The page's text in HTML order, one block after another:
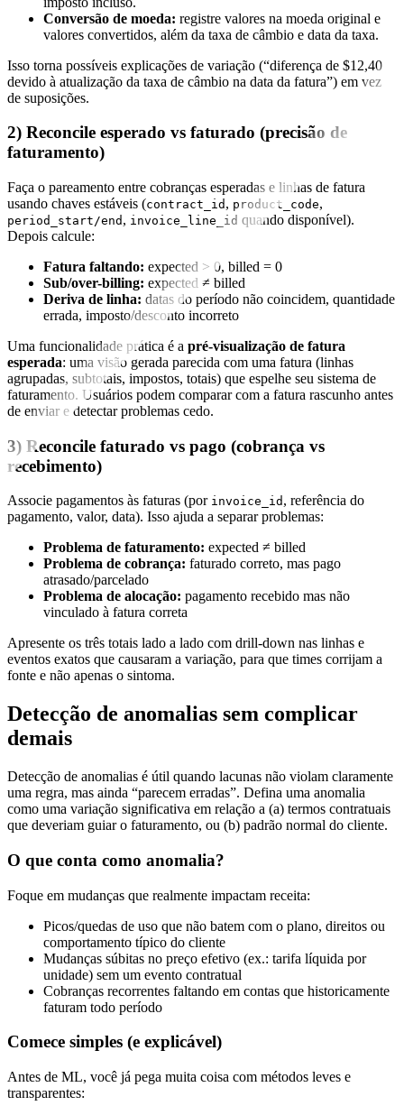
Conversão de moeda: registre valores na moeda original e
valores convertidos, além da taxa de câmbio e data da taxa.
Isso torna possíveis explicações de variação (“diferença de $12,40
devido à atualização da taxa de câmbio na data da fatura”) em vez
de suposições.
2) Reconcile esperado vs faturado (precisão de
faturamento)
Faça o pareamento entre cobranças esperadas e linhas de fatura
usando chaves estáveis (contract_id , product_code,
period_start/end , invoice_line_id quando disponível).
Depois calcule:
Fatura faltando: expected > 0, billed = 0
Sub/over-billing: expected ≠ billed
Deriva de linha: datas do período não coincidem, quantidade
errada, imposto/desconto incorreto
Uma funcionalidade prática é a pré-visualização de fatura
esperada: uma visão gerada parecida com uma fatura (linhas
agrupadas, subtotais, impostos, totais) que espelhe seu sistema de
faturamento. Usuários podem comparar com a fatura rascunho antes
de enviar e detectar problemas cedo.
3) Reconcile faturado vs pago (cobrança vs
recebimento)
Associe pagamentos às faturas (por invoice_id , referência do
pagamento, valor, data). Isso ajuda a separar problemas:
Problema de faturamento: expected ≠ billed
Problema de cobrança: faturado correto, mas pago
atrasado/parcelado
Problema de alocação: pagamento recebido mas não
vinculado à fatura correta
Apresente os três totais lado a lado com drill-down nas linhas e
eventos exatos que causaram a variação, para que times corrijam a
fonte e não apenas o sintoma.
Detecção de anomalias sem complicar
demais
Detecção de anomalias é útil quando lacunas não violam claramente
uma regra, mas ainda “parecem erradas”. Defina uma anomalia
como uma variação significativa em relação a (a) termos contratuais
que deveriam guiar o faturamento, ou (b) padrão normal do cliente.
O que conta como anomalia?
Foque em mudanças que realmente impactam receita:
Picos/quedas de uso que não batem com o plano, direitos ou
comportamento típico do cliente
Mudanças súbitas no preço efetivo (ex.: tarifa líquida por
unidade) sem um evento contratual
Cobranças recorrentes faltando em contas que historicamente
faturam todo período
Comece simples (e explicável)
Antes de ML, você já pega muita coisa com métodos leves e
transparentes: